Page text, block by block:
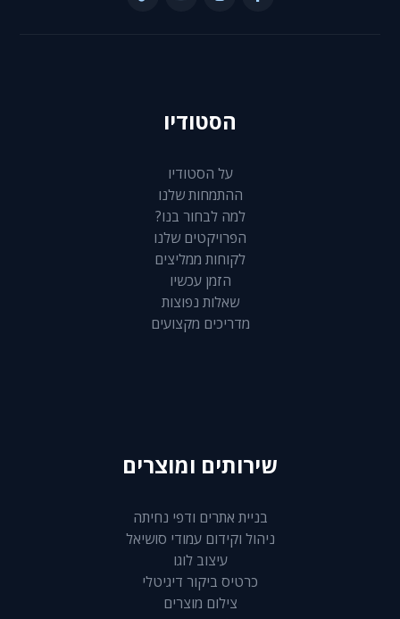
הסטודיו
על הסטודיו
ההתמחות שלנו
למה לבחור בנו?
הפרויקטים שלנו
לקוחות ממליצים
הזמן עכשיו
שאלות נפוצות
מדריכים מקצועים
שירותים ומוצרים
בניית אתרים ודפי נחיתה
ניהול וקידום עמודי סושיאל
עיצוב לוגו
כרטיס ביקור דיגיטלי
צילום מוצרים